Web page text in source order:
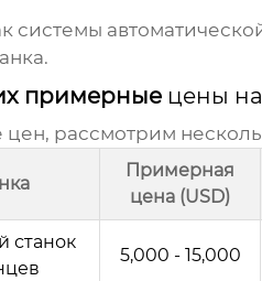
системы
примерные цены
цен, рассмотрим
Примерная
цена (USD)
станок
5,000 - 15,000